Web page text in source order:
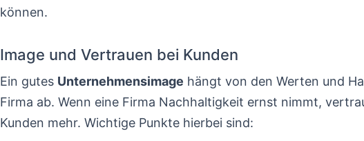
können.
Image und Vertrauen bei Kunden
Ein gutes Unternehmensimage hängt von den Werten und
Firma ab. Wenn eine Firma Nachhaltigkeit ernst nimmt,
Kunden mehr. Wichtige Punkte hierbei sind: